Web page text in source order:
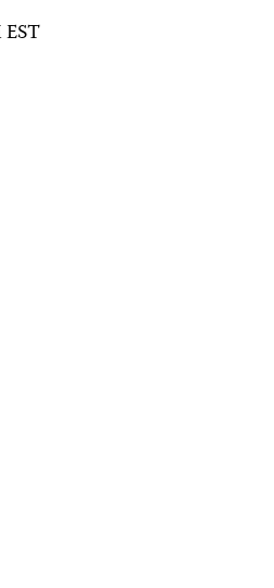
EST